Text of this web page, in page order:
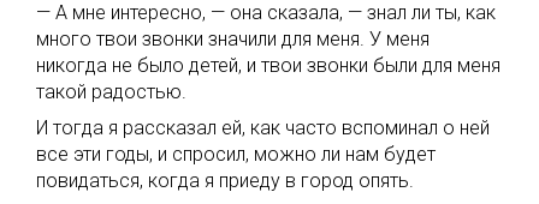
— А мне интересно, — она сказала, — знал ли ты, как
много твои звонки значили для меня. У меня
никогда не было детей, и твои звонки были для меня
такой радостью.
И тогда я рассказал ей, как часто вспоминал о ней
все эти годы, и спросил, можно ли нам будет
повидаться, когда я приеду в город опять.